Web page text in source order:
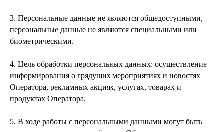
3. Персональные данные не являются общедоступными,
персональные данные не являются специальными или
биометрическими.
4. Цель обработки персональных данных: осуществление
информирования о грядущих мероприятиях и новостях
Оператора, рекламных акциях, услугах, товарах и
продуктах Оператора.
5. В ходе работы с персональными данными могут быть